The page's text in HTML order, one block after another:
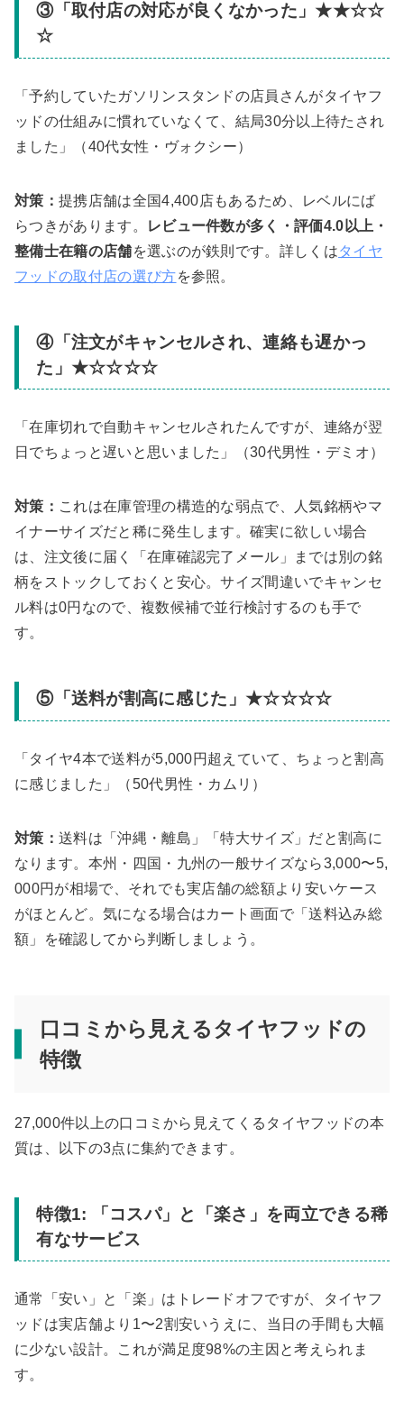
③「取付店の対応が良くなかった」★★☆☆
☆
「予約していたガソリンスタンドの店員さんがタイヤフ
ッドの仕組みに慣れていなくて、結局30分以上待たされ
ました」（40代女性・ヴォクシー）
対策： 提携店舗は全国4,400店もあるため、レベルにば
らつきがあります。
レビュー件数が多く・評価4.0以上・
整備士在籍の店舗を選ぶのが鉄則です。詳しくはタイヤ
フッドの取付店の選び方を参照。
④「注文がキャンセルされ、連絡も遅かっ
た」★☆☆☆☆
「在庫切れで自動キャンセルされたんですが、連絡が翌
日でちょっと遅いと思いました」（30代男性・デミオ）
対策： これは在庫管理の構造的な弱点で、人気銘柄やマ
イナーサイズだと稀に発生します。確実に欲しい場合
は、注文後に届く「在庫確認完了メール」までは別の銘
柄をストックしておくと安心。サイズ間違いでキャンセ
ル料は0円なので、複数候補で並行検討するのも手で
す。
⑤「送料が割高に感じた」★☆☆☆☆
「タイヤ4本で送料が5,000円超えていて、ちょっと割高
に感じました」（50代男性・カムリ）
対策： 送料は「沖縄・離島」「特大サイズ」だと割高に
なります。本州・四国・九州の一般サイズなら3,000〜5,
000円が相場で、それでも実店舗の総額より安いケース
がほとんど。気になる場合はカート画面で「送料込み総
額」を確認してから判断しましょう。
口コミから見えるタイヤフッドの
特徴
27,000件以上の口コミから見えてくるタイヤフッドの本
質は、以下の3点に集約できます。
特徴1: 「コスパ」と「楽さ」を両立できる稀
有なサービス
通常「安い」と「楽」はトレードオフですが、タイヤフ
ッドは実店舗より1〜2割安いうえに、当日の手間も大幅
に少ない設計。これが満足度98%の主因と考えられま
す。